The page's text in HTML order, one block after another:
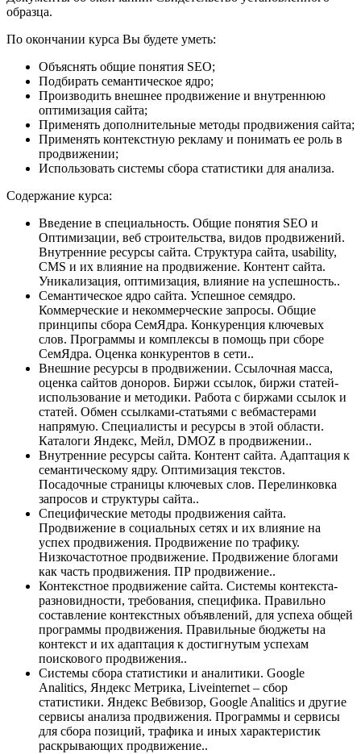
образца.
По окончании курса Вы будете уметь:
Объяснять общие понятия SEO;
Подбирать семантическое ядро;
Производить внешнее продвижение и внутреннюю
оптимизация сайта;
Применять дополнительные методы продвижения сайта;
Применять контекстную рекламу и понимать ее роль в
продвижении;
Использовать системы сбора статистики для анализа.
Содержание курса:
Введение в специальность. Общие понятия SEO и
Оптимизации, веб строительства, видов продвижений.
Внутренние ресурсы сайта. Структура сайта, usability,
CMS и их влияние на продвижение. Контент сайта.
Уникализация, оптимизация, влияние на успешность..
Семантическое ядро сайта. Успешное семядро.
Коммерческие и некоммерческие запросы. Общие
принципы сбора СемЯдра. Конкуренция ключевых
слов. Программы и комплексы в помощь при сборе
СемЯдра. Оценка конкурентов в сети..
Внешние ресурсы в продвижении. Ссылочная масса,
оценка сайтов доноров. Биржи ссылок, биржи статей-
использование и методики. Работа с биржами ссылок и
статей. Обмен ссылками-статьями с вебмастерами
напрямую. Специалисты и ресурсы в этой области.
Каталоги Яндекс, Мейл, DMOZ в продвижении..
Внутренние ресурсы сайта. Контент сайта. Адаптация к
семантическому ядру. Оптимизация текстов.
Посадочные страницы ключевых слов. Перелинковка
запросов и структуры сайта..
Специфические методы продвижения сайта.
Продвижение в социальных сетях и их влияние на
успех продвижения. Продвижение по трафику.
Низкочастотное продвижение. Продвижение блогами
как часть продвижения. ПР продвижение..
Контекстное продвижение сайта. Системы контекста-
разновидности, требования, специфика. Правильно
составление контекстных объявлений, для успеха общей
программы продвижения. Правильные бюджеты на
контекст и их адаптация к достигнутым успехам
поискового продвижения..
Системы сбора статистики и аналитики. Google
Analitics, Яндекс Метрика, Liveinternet – сбор
статистики. Яндекс Вебвизор, Google Analitics и другие
сервисы анализа продвижения. Программы и сервисы
для сбора позиций, трафика и иных характеристик
раскрывающих продвижение..